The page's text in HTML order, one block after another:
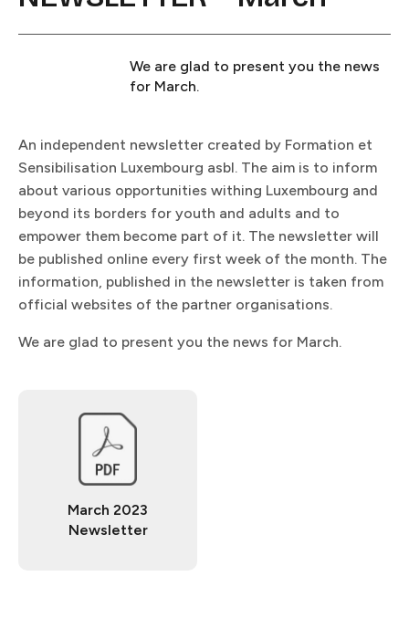
We are glad to present you the news
for March.​​​​‌ ‍ ​‍​‍‌‍ ‌ ​‍‌‍‍‌‌‍‌ ‌‍‍‌‌‍ ‍​‍​‍​ ‍‍​‍​‍‌ ​ ‌‍​‌‌‍ ‍‌‍‍‌‌ ‌​‌ ‍‌​‍ ‍‌‍‍‌‌‍ ​‍​‍​‍ ​​‍​‍‌‍‍​‌ ​‍‌‍‌‌‌‍‌‍​‍​‍​ ‍‍​‍​‍​‍ ‌ ​ ‌ ‌​‌ ‌‌‌‍‌​‌‍‍‌‌‍ ​‍ ‌‍‍‌‌‍ ‍‌ ‌​‌‍‌‌‌‍ ‍‌ ‌​​‍ ‌‍‌‌‌‍‌​‌‍‍‌‌ ‌​​‍ ‌‍ ‌‌‍ ‌‍‌​‌‍‌‌​ ‌‌ ​​‌ ​‍‌‍‌‌‌ ​ ‌‍‌‌‌‍ ‍‌ ‌​‌‍​‌‌ ‌​‌‍‍‌‌‍ ‌‍ ‍​ ‍ ‌‍‍‌‌‍‌​​ ‌‌‍‌​​ ‌ ​ ​‌‌‍‌‌​ ​‌‌‍​ ‌‍​‌‌‍​‍​‍ ‌​ ‌​​ ‍‌​ ​‌‌‍​‌​‍ ‌​ ‌​‌‍​‍‌‍‌‍​ ‌‌​‍ ‌‌‍​‌​ ​‍‌‍​‍‌‍‌‌​‍ ‌​ ​​​ ‍‌​ ‌‍‌‍‌‌‌‍​‌‌‍‌‍‌‍​‌‌‍​‌​ ​‍​ ‌​‌‍‌​‌‍‌​​ ‍ ‌ ‌​‌ ‍‌‌ ​​‌‍‌‌​ ‌‌‍ ‍‌‍‌‌‌ ‌ ‌ ​ ‌‌​​‌‍ ‌ ​ ‌ ‌​​ ‍ ‌ ​​‌‍​‌‌ ‌​‌‍‍​​ ‌‌‍‌​‌‍‌‌‌ ​ ‌‍​ ‌ ​‍‌‍‍‌‌ ​​‌ ‌​‌‍‍‌‌‍ ‌‍ ‍​ ‌‍​‍‌‍​‌‌ ​ ‌‍‌‌‌‌‌‌‌ ​‍‌‍ ​​ ‌​‍‌‌​ ​‍‌​‌‍‌ ​ ‌ ‌​‌ ‌‌‌‍‌​‌‍‍‌‌‍ ​‍‌‍‌‍‍‌‌‍‌​​ ‌‌‍‌​​ ‌ ​ ​‌‌‍‌‌​ ​‌‌‍​ ‌‍​‌‌‍​‍​‍ ‌​ ‌​​ ‍‌​ ​‌‌‍​‌​‍ ‌​ ‌​‌‍​‍‌‍‌‍​ ‌‌​‍ ‌‌‍​‌​ ​‍‌‍​‍‌‍‌‌​‍ ‌​ ​​​ ‍‌​ ‌‍‌‍‌‌‌‍​‌‌‍‌‍‌‍​‌‌‍​‌​ ​‍​ ‌​‌‍‌​‌‍‌​​‍‌‍‌ ‌​‌ ‍‌‌ ​​‌‍‌‌​ ‌‌‍ ‍‌‍‌‌‌ ‌ ‌ ​ ‌‌​​‌‍ ‌ ​ ‌ ‌​​‍‌‍‌ ​​‌‍​‌‌ ‌​‌‍‍​​ ‌‌‍‌​‌‍‌‌‌ ​ ‌‍​ ‌ ​‍‌‍‍‌‌ ​​‌ ‌​‌‍‍‌‌‍ ‌‍ ‍​‍‌‍‌ ​​‌‍‌‌‌ ​‍‌ ​ ‌ ​​‌‍‌‌‌‍​ ‌ ‌​‌‍‍‌‌ ‌‍‌‍‌‌​ ‌‌ ​​‌ ‌‌‌‍​‍‌‍ ​‌‍‍‌‌ ​ ‌‍‍​‌‍‌‌‌‍‌​​‍​‍‌ ‌
An independent newsletter created by Formation et
Sensibilisation Luxembourg asbl. The aim is to inform
about various opportunities withing Luxembourg and
beyond its borders for youth and adults and to
empower them become part of it. The newsletter will
be published online every first week of the month. The
information, published in the newsletter is taken from
official websites of the partner organisations.​​​​‌ ‍ ​‍​‍‌‍ ‌ ​‍‌‍‍‌‌‍‌ ‌‍‍‌‌‍ ‍​‍​‍​ ‍‍​‍​‍‌ ​ ‌‍​‌‌‍ ‍‌‍‍‌‌ ‌​‌ ‍‌​‍ ‍‌‍‍‌‌‍ ​‍​‍​‍ ​​‍​‍‌‍‍​‌ ​‍‌‍‌‌‌‍‌‍​‍​‍​ ‍‍​‍​‍​‍ ‌ ​ ‌ ‌​‌ ‌‌‌‍‌​‌‍‍‌‌‍ ​‍ ‌‍‍‌‌‍ ‍‌ ‌​‌‍‌‌‌‍ ‍‌ ‌​​‍ ‌‍‌‌‌‍‌​‌‍‍‌‌ ‌​​‍ ‌‍ ‌‌‍ ‌‍‌​‌‍‌‌​ ‌‌ ​​‌ ​‍‌‍‌‌‌ ​ ‌‍‌‌‌‍ ‍‌ ‌​‌‍​‌‌ ‌​‌‍‍‌‌‍ ‌‍ ‍​ ‍ ‌‍‍‌‌‍‌​​ ‌‌‍‌​​ ‌ ​ ​‌‌‍‌‌​ ​‌‌‍​ ‌‍​‌‌‍​‍​‍ ‌​ ‌​​ ‍‌​ ​‌‌‍​‌​‍ ‌​ ‌​‌‍​‍‌‍‌‍​ ‌‌​‍ ‌‌‍​‌​ ​‍‌‍​‍‌‍‌‌​‍ ‌​ ​​​ ‍‌​ ‌‍‌‍‌‌‌‍​‌‌‍‌‍‌‍​‌‌‍​‌​ ​‍​ ‌​‌‍‌​‌‍‌​​ ‍ ‌ ‌​‌ ‍‌‌ ​​‌‍‌‌​ ‌‌‍ ‍‌‍‌‌‌ ‌ ‌ ​ ‌‌​​‌‍ ‌ ​ ‌ ‌​​ ‍ ‌ ​​‌‍​‌‌ ‌​‌‍‍​​ ‌‌ ​ ‌‍‌‌‌‍​ ‌ ‌​‌‍‍‌‌‍ ‌‍ ‍‌ ​ ​‍‌‌​ ‌‌‌​​‍‌‌ ‌‍‍ ‌‍‌‌‌ ‍‌​‍‌‌​ ​ ‌​‌​​‍‌‌​ ​ ‌​‌​​‍‌‌​ ​‍​ ​‍​ ​​​ ‍​​ ‍‌‌‍​ ​ ‌​​ ‌‌​ ‍‌‌‍​ ​ ‌​​ ‌‌​ ‌ ​ ​‍​‍‌‌​ ​‍​ ​‍​‍‌‌​ ‌‌‌​‌​​‍ ‍‌‍​ ‌‍ ‌‍ ‍‌ ‌​‌‍‌‌‌‍ ‍‌ ‌​​‍‌‌​ ‌‌‌​​‍‌‌ ‌‍‍ ‌‍‌‌‌ ‍‌​‍‌‌​ ​ ‌​‌​​‍‌‌​ ​ ‌​‌​​‍‌‌​ ​‍​ ​‍​ ​‌​ ‌ ​ ​ ‌‍​‍​ ‌‍‌‍​‌​ ‌ ‌‍​‍‌‍​‌​ ​ ​ ​​​ ‌‌​‍‌‌​ ​‍​ ​‍​‍‌‌​ ‌‌‌​‌​​‍ ‍‌‍​ ‌‍‍​‌‍‍‌‌‍ ​‌‍‌​‌ ​‍‌‍‌‌‌‍ ‍​‍‌‌​ ‌‌‌​​‍‌‌ ‌‍‍ ‌‍‌‌‌ ‍‌​‍‌‌​ ​ ‌​‌​​‍‌‌​ ​ ‌​‌​​‍‌‌​ ​‍​ ​‍‌‍​‌​ ‌ ‌‍‌​‌‍‌‍‌‍‌​​ ‌​​ ‌ ‌‍‌​​ ‌‌​ ​‍‌‍​‌​ ‌‌​‍‌‌​ ​‍​ ​‍​‍‌‌​ ‌‌‌​‌​​‍ ‍‌ ‌​‌‍‌‌‌ ‍​‌ ‌​​ ‌‍​‍‌‍​‌‌ ​ ‌‍‌‌‌‌‌‌‌ ​‍‌‍ ​​ ‌​‍‌‌​ ​‍‌​‌‍‌ ​ ‌ ‌​‌ ‌‌‌‍‌​‌‍‍‌‌‍ ​‍‌‍‌‍‍‌‌‍‌​​ ‌‌‍‌​​ ‌ ​ ​‌‌‍‌‌​ ​‌‌‍​ ‌‍​‌‌‍​‍​‍ ‌​ ‌​​ ‍‌​ ​‌‌‍​‌​‍ ‌​ ‌​‌‍​‍‌‍‌‍​ ‌‌​‍ ‌‌‍​‌​ ​‍‌‍​‍‌‍‌‌​‍ ‌​ ​​​ ‍‌​ ‌‍‌‍‌‌‌‍​‌‌‍‌‍‌‍​‌‌‍​‌​ ​‍​ ‌​‌‍‌​‌‍‌​​‍‌‍‌ ‌​‌ ‍‌‌ ​​‌‍‌‌​ ‌‌‍ ‍‌‍‌‌‌ ‌ ‌ ​ ‌‌​​‌‍ ‌ ​ ‌ ‌​​‍‌‍‌ ​​‌‍​‌‌ ‌​‌‍‍​​ ‌‌ ​ ‌‍‌‌‌‍​ ‌ ‌​‌‍‍‌‌‍ ‌‍ ‍‌ ​ ​‍‌‌​ ‌‌‌​​‍‌‌ ‌‍‍ ‌‍‌‌‌ ‍‌​‍‌‌​ ​ ‌​‌​​‍‌‌​ ​ ‌​‌​​‍‌‌​ ​‍​ ​‍​ ​​​ ‍​​ ‍‌‌‍​ ​ ‌​​ ‌‌​ ‍‌‌‍​ ​ ‌​​ ‌‌​ ‌ ​ ​‍​‍‌‌​ ​‍​ ​‍​‍‌‌​ ‌‌‌​‌​​‍ ‍‌‍​ ‌‍ ‌‍ ‍‌ ‌​‌‍‌‌‌‍ ‍‌ ‌​​‍‌‌​ ‌‌‌​​‍‌‌ ‌‍‍ ‌‍‌‌‌ ‍‌​‍‌‌​ ​ ‌​‌​​‍‌‌​ ​ ‌​‌​​‍‌‌​ ​‍​ ​‍​ ​‌​ ‌ ​ ​ ‌‍​‍​ ‌‍‌‍​‌​ ‌ ‌‍​‍‌‍​‌​ ​ ​ ​​​ ‌‌​‍‌‌​ ​‍​ ​‍​‍‌‌​ ‌‌‌​‌​​‍ ‍‌‍​ ‌‍‍​‌‍‍‌‌‍ ​‌‍‌​‌ ​‍‌‍‌‌‌‍ ‍​‍‌‌​ ‌‌‌​​‍‌‌ ‌‍‍ ‌‍‌‌‌ ‍‌​‍‌‌​ ​ ‌​‌​​‍‌‌​ ​ ‌​‌​​‍‌‌​ ​‍​ ​‍‌‍​‌​ ‌ ‌‍‌​‌‍‌‍‌‍‌​​ ‌​​ ‌ ‌‍‌​​ ‌‌​ ​‍‌‍​‌​ ‌‌​‍‌‌​ ​‍​ ​‍​‍‌‌​ ‌‌‌​‌​​‍ ‍‌ ‌​‌‍‌‌‌ ‍​‌ ‌​​‍‌‍‌ ​​‌‍‌‌‌ ​‍‌ ​ ‌ ​​‌‍‌‌‌‍​ ‌ ‌​‌‍‍‌‌ ‌‍‌‍‌‌​ ‌‌ ​​‌ ‌‌‌‍​‍‌‍ ​‌‍‍‌‌ ​ ‌‍‍​‌‍‌‌‌‍‌​​‍​‍‌ ‌
We are glad to present you the news for March.​​​​‌ ‍ ​‍​‍‌‍ ‌ ​‍‌‍‍‌‌‍‌ ‌‍‍‌‌‍ ‍​‍​‍​ ‍‍​‍​‍‌ ​ ‌‍​‌‌‍ ‍‌‍‍‌‌ ‌​‌ ‍‌​‍ ‍‌‍‍‌‌‍ ​‍​‍​‍ ​​‍​‍‌‍‍​‌ ​‍‌‍‌‌‌‍‌‍​‍​‍​ ‍‍​‍​‍​‍ ‌ ​ ‌ ‌​‌ ‌‌‌‍‌​‌‍‍‌‌‍ ​‍ ‌‍‍‌‌‍ ‍‌ ‌​‌‍‌‌‌‍ ‍‌ ‌​​‍ ‌‍‌‌‌‍‌​‌‍‍‌‌ ‌​​‍ ‌‍ ‌‌‍ ‌‍‌​‌‍‌‌​ ‌‌ ​​‌ ​‍‌‍‌‌‌ ​ ‌‍‌‌‌‍ ‍‌ ‌​‌‍​‌‌ ‌​‌‍‍‌‌‍ ‌‍ ‍​ ‍ ‌‍‍‌‌‍‌​​ ‌‌‍‌​​ ‌ ​ ​‌‌‍‌‌​ ​‌‌‍​ ‌‍​‌‌‍​‍​‍ ‌​ ‌​​ ‍‌​ ​‌‌‍​‌​‍ ‌​ ‌​‌‍​‍‌‍‌‍​ ‌‌​‍ ‌‌‍​‌​ ​‍‌‍​‍‌‍‌‌​‍ ‌​ ​​​ ‍‌​ ‌‍‌‍‌‌‌‍​‌‌‍‌‍‌‍​‌‌‍​‌​ ​‍​ ‌​‌‍‌​‌‍‌​​ ‍ ‌ ‌​‌ ‍‌‌ ​​‌‍‌‌​ ‌‌‍ ‍‌‍‌‌‌ ‌ ‌ ​ ‌‌​​‌‍ ‌ ​ ‌ ‌​​ ‍ ‌ ​​‌‍​‌‌ ‌​‌‍‍​​ ‌‌ ​ ‌‍‌‌‌‍​ ‌ ‌​‌‍‍‌‌‍ ‌‍ ‍‌ ​ ​‍‌‌​ ‌‌‌​​‍‌‌ ‌‍‍ ‌‍‌‌‌ ‍‌​‍‌‌​ ​ ‌​‌​​‍‌‌​ ​ ‌​‌​​‍‌‌​ ​‍​ ​‍​ ​​​ ‍​​ ‍‌‌‍​ ​ ‌​​ ‌‌​ ‍‌‌‍​ ​ ‌​​ ‌‌​ ‌ ​ ​‍​‍‌‌​ ​‍​ ​‍​‍‌‌​ ‌‌‌​‌​​‍ ‍‌‍​ ‌‍ ‌‍ ‍‌ ‌​‌‍‌‌‌‍ ‍‌ ‌​​‍‌‌​ ‌‌‌​​‍‌‌ ‌‍‍ ‌‍‌‌‌ ‍‌​‍‌‌​ ​ ‌​‌​​‍‌‌​ ​ ‌​‌​​‍‌‌​ ​‍​ ​‍​ ​ ​ ​ ​ ‍‌​ ‌ ‌‍‌‌​ ‌ ‌‍‌‍​ ​‍​ ‍‌​ ​‌‌‍‌​‌‍‌‍​‍‌‌​ ​‍​ ​‍​‍‌‌​ ‌‌‌​‌​​‍ ‍‌‍​ ‌‍‍​‌‍‍‌‌‍ ​‌‍‌​‌ ​‍‌‍‌‌‌‍ ‍​‍‌‌​ ‌‌‌​​‍‌‌ ‌‍‍ ‌‍‌‌‌ ‍‌​‍‌‌​ ​ ‌​‌​​‍‌‌​ ​ ‌​‌​​‍‌‌​ ​‍​ ​‍​ ​‍‌‍‌‌​ ‍​​ ‍​​ ‌ ​ ​‍​ ​‍​ ‌‌​ ‍​​ ‌‌‌‍‌‌​ ​​​‍‌‌​ ​‍​ ​‍​‍‌‌​ ‌‌‌​‌​​‍ ‍‌ ‌​‌‍‌‌‌ ‍​‌ ‌​​ ‌‍​‍‌‍​‌‌ ​ ‌‍‌‌‌‌‌‌‌ ​‍‌‍ ​​ ‌​‍‌‌​ ​‍‌​‌‍‌ ​ ‌ ‌​‌ ‌‌‌‍‌​‌‍‍‌‌‍ ​‍‌‍‌‍‍‌‌‍‌​​ ‌‌‍‌​​ ‌ ​ ​‌‌‍‌‌​ ​‌‌‍​ ‌‍​‌‌‍​‍​‍ ‌​ ‌​​ ‍‌​ ​‌‌‍​‌​‍ ‌​ ‌​‌‍​‍‌‍‌‍​ ‌‌​‍ ‌‌‍​‌​ ​‍‌‍​‍‌‍‌‌​‍ ‌​ ​​​ ‍‌​ ‌‍‌‍‌‌‌‍​‌‌‍‌‍‌‍​‌‌‍​‌​ ​‍​ ‌​‌‍‌​‌‍‌​​‍‌‍‌ ‌​‌ ‍‌‌ ​​‌‍‌‌​ ‌‌‍ ‍‌‍‌‌‌ ‌ ‌ ​ ‌‌​​‌‍ ‌ ​ ‌ ‌​​‍‌‍‌ ​​‌‍​‌‌ ‌​‌‍‍​​ ‌‌ ​ ‌‍‌‌‌‍​ ‌ ‌​‌‍‍‌‌‍ ‌‍ ‍‌ ​ ​‍‌‌​ ‌‌‌​​‍‌‌ ‌‍‍ ‌‍‌‌‌ ‍‌​‍‌‌​ ​ ‌​‌​​‍‌‌​ ​ ‌​‌​​‍‌‌​ ​‍​ ​‍​ ​​​ ‍​​ ‍‌‌‍​ ​ ‌​​ ‌‌​ ‍‌‌‍​ ​ ‌​​ ‌‌​ ‌ ​ ​‍​‍‌‌​ ​‍​ ​‍​‍‌‌​ ‌‌‌​‌​​‍ ‍‌‍​ ‌‍ ‌‍ ‍‌ ‌​‌‍‌‌‌‍ ‍‌ ‌​​‍‌‌​ ‌‌‌​​‍‌‌ ‌‍‍ ‌‍‌‌‌ ‍‌​‍‌‌​ ​ ‌​‌​​‍‌‌​ ​ ‌​‌​​‍‌‌​ ​‍​ ​‍​ ​ ​ ​ ​ ‍‌​ ‌ ‌‍‌‌​ ‌ ‌‍‌‍​ ​‍​ ‍‌​ ​‌‌‍‌​‌‍‌‍​‍‌‌​ ​‍​ ​‍​‍‌‌​ ‌‌‌​‌​​‍ ‍‌‍​ ‌‍‍​‌‍‍‌‌‍ ​‌‍‌​‌ ​‍‌‍‌‌‌‍ ‍​‍‌‌​ ‌‌‌​​‍‌‌ ‌‍‍ ‌‍‌‌‌ ‍‌​‍‌‌​ ​ ‌​‌​​‍‌‌​ ​ ‌​‌​​‍‌‌​ ​‍​ ​‍​ ​‍‌‍‌‌​ ‍​​ ‍​​ ‌ ​ ​‍​ ​‍​ ‌‌​ ‍​​ ‌‌‌‍‌‌​ ​​​‍‌‌​ ​‍​ ​‍​‍‌‌​ ‌‌‌​‌​​‍ ‍‌ ‌​‌‍‌‌‌ ‍​‌ ‌​​‍‌‍‌ ​​‌‍‌‌‌ ​‍‌ ​ ‌ ​​‌‍‌‌‌‍​ ‌ ‌​‌‍‍‌‌ ‌‍‌‍‌‌​ ‌‌ ​​‌ ‌‌‌‍​‍‌‍ ​‌‍‍‌‌ ​ ‌‍‍​‌‍‌‌‌‍‌​​‍​‍‌ ‌
March 2023
Newsletter​​​​‌ ‍ ​‍​‍‌‍ ‌ ​‍‌‍‍‌‌‍‌ ‌‍‍‌‌‍ ‍​‍​‍​ ‍‍​‍​‍‌ ​ ‌‍​‌‌‍ ‍‌‍‍‌‌ ‌​‌ ‍‌​‍ ‍‌‍‍‌‌‍ ​‍​‍​‍ ​​‍​‍‌‍‍​‌ ​‍‌‍‌‌‌‍‌‍​‍​‍​ ‍‍​‍​‍​‍ ‌ ​ ‌ ‌​‌ ‌‌‌‍‌​‌‍‍‌‌‍ ​‍ ‌‍‍‌‌‍ ‍‌ ‌​‌‍‌‌‌‍ ‍‌ ‌​​‍ ‌‍‌‌‌‍‌​‌‍‍‌‌ ‌​​‍ ‌‍ ‌‌‍ ‌‍‌​‌‍‌‌​ ‌‌ ​​‌ ​‍‌‍‌‌‌ ​ ‌‍‌‌‌‍ ‍‌ ‌​‌‍​‌‌ ‌​‌‍‍‌‌‍ ‌‍ ‍​ ‍ ‌‍‍‌‌‍‌​​ ‌‌‍‌​​ ‌ ​ ​‌‌‍‌‌​ ​‌‌‍​ ‌‍​‌‌‍​‍​‍ ‌​ ‌​​ ‍‌​ ​‌‌‍​‌​‍ ‌​ ‌​‌‍​‍‌‍‌‍​ ‌‌​‍ ‌‌‍​‌​ ​‍‌‍​‍‌‍‌‌​‍ ‌​ ​​​ ‍‌​ ‌‍‌‍‌‌‌‍​‌‌‍‌‍‌‍​‌‌‍​‌​ ​‍​ ‌​‌‍‌​‌‍‌​​ ‍ ‌ ‌​‌ ‍‌‌ ​​‌‍‌‌​ ‌‌‍ ‍‌‍‌‌‌ ‌ ‌ ​ ‌‌​​‌‍ ‌ ​ ‌ ‌​​ ‍ ‌ ​​‌‍​‌‌ ‌​‌‍‍​​ ‌‌ ​ ‌‍‌‌‌‍​ ‌ ‌​‌‍‍‌‌‍ ‌‍ ‍‌ ​ ​‍‌‌​ ‌‌‌​​‍‌‌ ‌‍‍ ‌‍‌‌‌ ‍‌​‍‌‌​ ​ ‌​‌​​‍‌‌​ ​ ‌​‌​​‍‌‌​ ​‍​ ​‍​ ‌​​ ​ ​ ​‍​ ​ ​ ‌ ​ ‌ ​ ​​​ ​‍‌‍‌‌​ ​​​ ​ ​ ‌‌​‍‌‌​ ​‍​ ​‍​‍‌‌​ ‌‌‌​‌​​‍ ‍‌‍‌​‌‍ ‌ ‌ ‌‍ ‍‌‍ ​‌‍ ‌‍​‌‌‍‌​‌ ​ ​‍‌‌​ ‌‌‌​​‍‌‌ ‌‍‍ ‌‍‌‌‌ ‍‌​‍‌‌​ ​ ‌​‌​​‍‌‌​ ​ ‌​‌​​‍‌‌​ ​‍​ ​‍​ ​‍‌‍​ ​ ‌​​ ​​​ ‌​​ ​ ​ ‌ ‌‍‌‌‌‍​‍‌‍​‌​ ‌‌​ ​‌​‍‌‌​ ​‍​ ​‍​‍‌‌​ ‌‌‌​‌​​‍ ‍‌‍ ‍‌‍​‌‌‍ ‌‌‍‌‌​ ‌‍​‍‌‍​‌‌ ​ ‌‍‌‌‌‌‌‌‌ ​‍‌‍ ​​ ‌​‍‌‌​ ​‍‌​‌‍‌ ​ ‌ ‌​‌ ‌‌‌‍‌​‌‍‍‌‌‍ ​‍‌‍‌‍‍‌‌‍‌​​ ‌‌‍‌​​ ‌ ​ ​‌‌‍‌‌​ ​‌‌‍​ ‌‍​‌‌‍​‍​‍ ‌​ ‌​​ ‍‌​ ​‌‌‍​‌​‍ ‌​ ‌​‌‍​‍‌‍‌‍​ ‌‌​‍ ‌‌‍​‌​ ​‍‌‍​‍‌‍‌‌​‍ ‌​ ​​​ ‍‌​ ‌‍‌‍‌‌‌‍​‌‌‍‌‍‌‍​‌‌‍​‌​ ​‍​ ‌​‌‍‌​‌‍‌​​‍‌‍‌ ‌​‌ ‍‌‌ ​​‌‍‌‌​ ‌‌‍ ‍‌‍‌‌‌ ‌ ‌ ​ ‌‌​​‌‍ ‌ ​ ‌ ‌​​‍‌‍‌ ​​‌‍​‌‌ ‌​‌‍‍​​ ‌‌ ​ ‌‍‌‌‌‍​ ‌ ‌​‌‍‍‌‌‍ ‌‍ ‍‌ ​ ​‍‌‌​ ‌‌‌​​‍‌‌ ‌‍‍ ‌‍‌‌‌ ‍‌​‍‌‌​ ​ ‌​‌​​‍‌‌​ ​ ‌​‌​​‍‌‌​ ​‍​ ​‍​ ‌​​ ​ ​ ​‍​ ​ ​ ‌ ​ ‌ ​ ​​​ ​‍‌‍‌‌​ ​​​ ​ ​ ‌‌​‍‌‌​ ​‍​ ​‍​‍‌‌​ ‌‌‌​‌​​‍ ‍‌‍‌​‌‍ ‌ ‌ ‌‍ ‍‌‍ ​‌‍ ‌‍​‌‌‍‌​‌ ​ ​‍‌‌​ ‌‌‌​​‍‌‌ ‌‍‍ ‌‍‌‌‌ ‍‌​‍‌‌​ ​ ‌​‌​​‍‌‌​ ​ ‌​‌​​‍‌‌​ ​‍​ ​‍​ ​‍‌‍​ ​ ‌​​ ​​​ ‌​​ ​ ​ ‌ ‌‍‌‌‌‍​‍‌‍​‌​ ‌‌​ ​‌​‍‌‌​ ​‍​ ​‍​‍‌‌​ ‌‌‌​‌​​‍ ‍‌‍ ‍‌‍​‌‌‍ ‌‌‍‌‌​‍‌‍‌ ​​‌‍‌‌‌ ​‍‌ ​ ‌ ​​‌‍‌‌‌‍​ ‌ ‌​‌‍‍‌‌ ‌‍‌‍‌‌​ ‌‌ ​​‌ ‌‌‌‍​‍‌‍ ​‌‍‍‌‌ ​ ‌‍‍​‌‍‌‌‌‍‌​​‍​‍‌ ‌